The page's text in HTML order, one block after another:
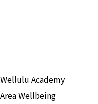
Wellulu Academy
Area Wellbeing